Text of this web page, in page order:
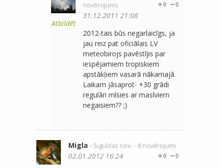
Atbildēt
novērojums
0
0
31.12.2011 21:08
2012-tais būs negarlaicīgs, ja
jau reiz pat oficiālais LV
meteobirojs pavēstījis par
iespējamiem tropiskiem
apstākļiem vasarā nākamajā.
Laikam jāsaprot- +30 grādi
regulāri mīsies ar masīviem
negaisiem?? ;)
Migla - Siguldas nov. - 8 novērojumi
0
0
02.01.2012 16:24